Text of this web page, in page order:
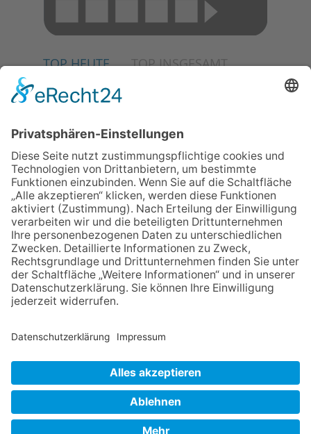
TOP HEUTE TOP INSGESAMT
06.08.2026
06.08.2026
„Rock auf der Burg“ lässt
Königstein beben
06.08.2026
Nachhaltigkeits-Akteure
vernetzen sich
06.08.2026
Strategien gegen Mental Load:
Gruppen-Coaching für Frauen
06.08.2026
Zwischen Fachwerk, Wein und
Musik: Erste Kronberger
Weinzeit begeistert die
Burgstadt
NACH OBEN
Datenschutz Netiquette FAQ